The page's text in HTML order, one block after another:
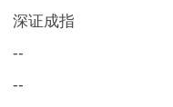
深证成指
--
--